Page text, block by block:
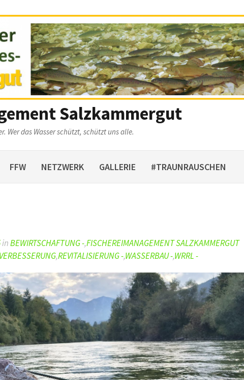
Salzkammergut
Wer das Wasser schützt, schützt uns alle.
FFW NETZWERK GALLERIE #TRAUNRAUSCHEN
inBEWIRTSCHAFTUNG -,FISCHEREIMANAGEMENT SALZKAMMERGUT
,REVITALISIERUNG -,WASSERBAU -,WRRL -